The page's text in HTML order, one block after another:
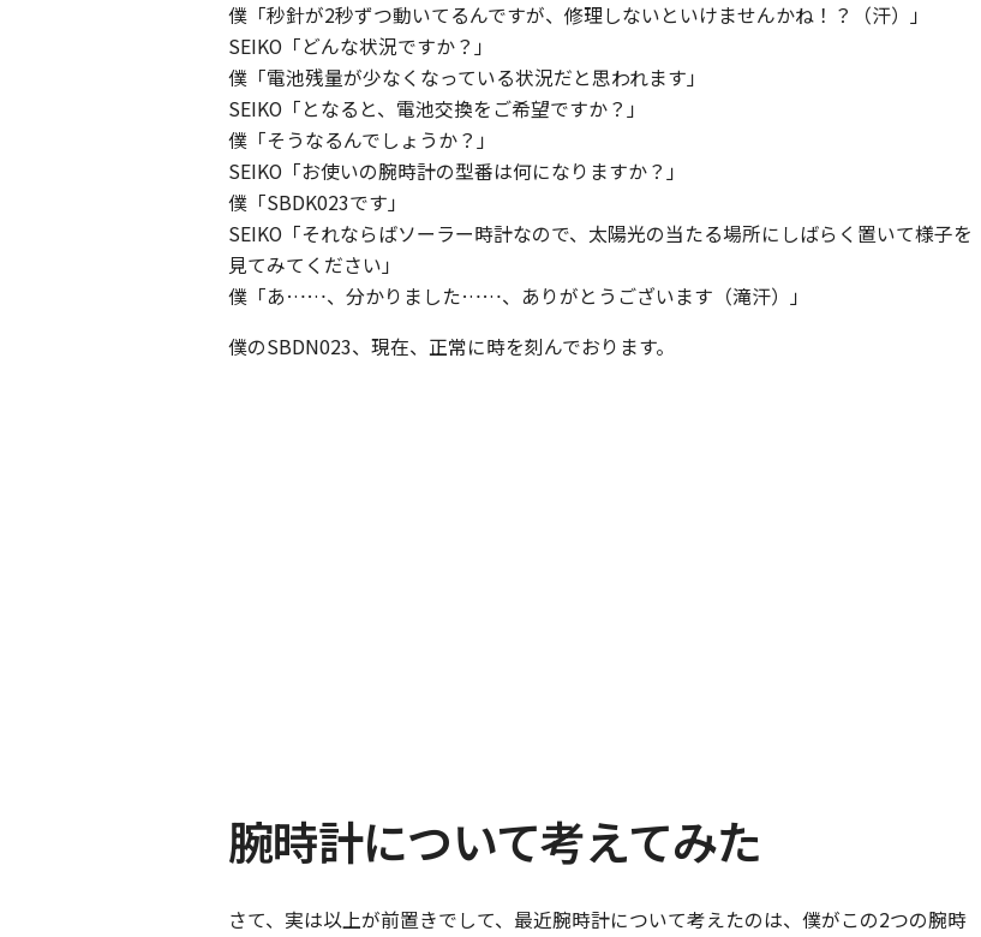
僕「秒針が2秒ずつ動いてるんですが、修理しないといけませんかね！？（汗）」
SEIKO「どんな状況ですか？」
僕「電池残量が少なくなっている状況だと思われます」
SEIKO「となると、電池交換をご希望ですか？」
僕「そうなるんでしょうか？」
SEIKO「お使いの腕時計の型番は何になりますか？」
僕「SBDK023です」
SEIKO「それならばソーラー時計なので、太陽光の当たる場所にしばらく置いて様子を
見てみてください」
僕「あ……、分かりました……、ありがとうございます（滝汗）」
僕のSBDN023、現在、正常に時を刻んでおります。
腕時計について考えてみた
さて、実は以上が前置きでして、最近腕時計について考えたのは、僕がこの2つの腕時